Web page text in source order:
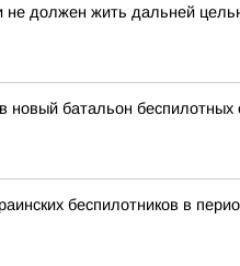
должен жить дальней
новый батальон беспилотных
беспилотников в